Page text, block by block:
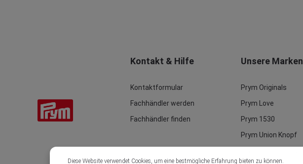
Kontakt & Hilfe
Kontaktformular
Fachhändler werden
Fachhändler finden
Unsere Marken
Prym Originals
Prym Love
Prym 1530
Prym Union Knopf
Diese Website verwendet Cookies, um eine bestmögliche Erfahrung bieten zu können.